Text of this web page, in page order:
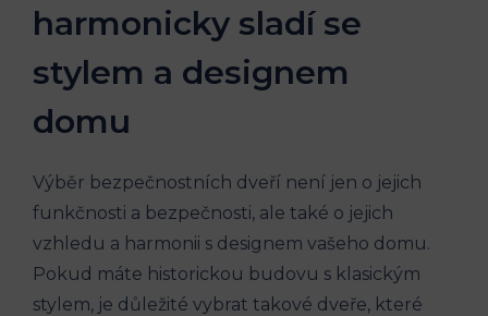
harmonicky sladí se
stylem a designem
domu
Výběr bezpečnostních dveří není jen o jejich
funkčnosti a bezpečnosti, ale také o jejich
vzhledu a harmonii s designem vašeho domu.
Pokud máte historickou budovu s klasickým
stylem, je důležité vybrat takové dveře, které